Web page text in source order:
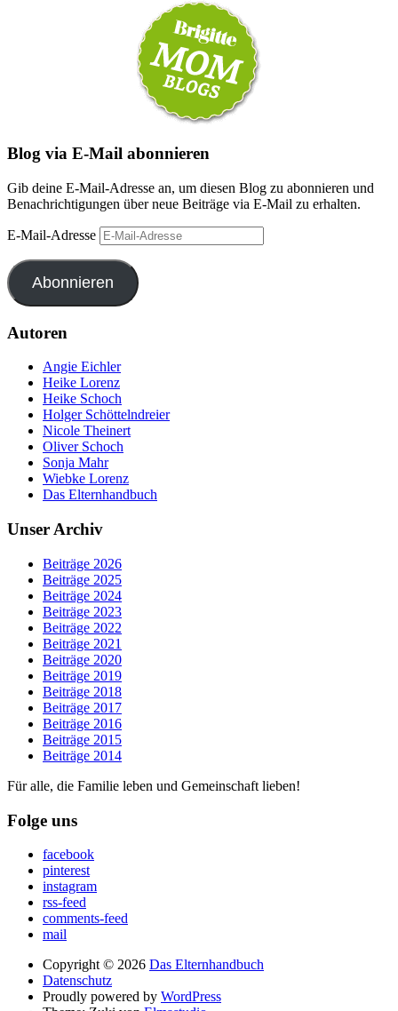
Blog via E-Mail abonnieren
Gib deine E-Mail-Adresse an, um diesen Blog zu abonnieren und
Benachrichtigungen über neue Beiträge via E-Mail zu erhalten.
E-Mail-Adresse
Abonnieren
Autoren
Angie Eichler
Heike Lorenz
Heike Schoch
Holger Schöttelndreier
Nicole Theinert
Oliver Schoch
Sonja Mahr
Wiebke Lorenz
Das Elternhandbuch
Unser Archiv
Beiträge 2026
Beiträge 2025
Beiträge 2024
Beiträge 2023
Beiträge 2022
Beiträge 2021
Beiträge 2020
Beiträge 2019
Beiträge 2018
Beiträge 2017
Beiträge 2016
Beiträge 2015
Beiträge 2014
Für alle, die Familie leben und Gemeinschaft lieben!
Folge uns
facebook
pinterest
instagram
rss-feed
comments-feed
mail
Copyright © 2026 Das Elternhandbuch
Datenschutz
Proudly powered by WordPress